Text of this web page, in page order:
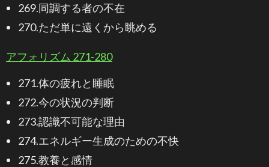
269.同調する者の不在
270.ただ単に遠くから眺める
アフォリズム 271-280
271.体の疲れと睡眠
272.今の状況の判断
273.認識不可能な理由
274.エネルギー生成のための不快
275.教養と感情